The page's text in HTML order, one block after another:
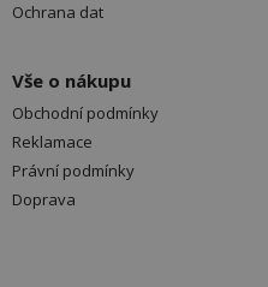
Ochrana dat
Vše o nákupu
Obchodní podmínky
Reklamace
Právní podmínky
Doprava